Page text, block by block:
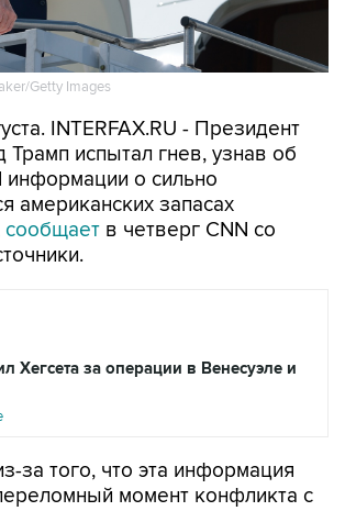
Getty Images
INTERFAX.RU - Президент
испытал гнев, узнав об
о сильно
американских запасах
сообщает в четверг CNN со
Хегсета за операции в Венесуэле и
за того, что эта информация
момент конфликта с